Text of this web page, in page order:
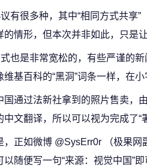
议有很多种，其中“相同方式共享
情形，但本次并非如此，只是
式也是非常宽松的，有些严谨的
维基百科的“黑洞”词条一样，在
国通过法新社拿到的照片售卖，
文翻译，所以可以视为完成了“
，正如微博 @SysErr0r （极果
以随便写一句“来源：视觉中国”